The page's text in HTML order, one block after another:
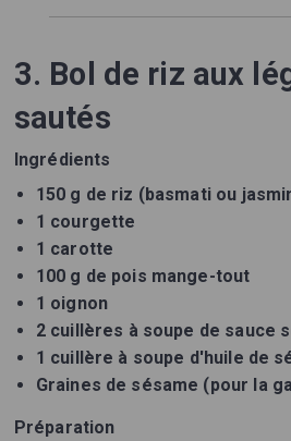
3. Bol de riz aux
sautés
Ingrédients
150 g de riz (basmati ou
1 courgette
1 carotte
100 g de pois mange-tout
1 oignon
2 cuillères à soupe de sauce
1 cuillère à soupe d'huile de
Graines de sésame (pour la
Préparation